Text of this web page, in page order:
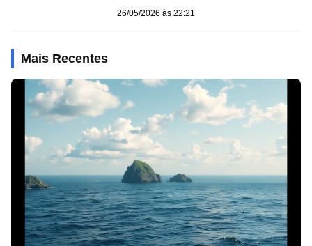
26/05/2026 às 22:21
Mais Recentes